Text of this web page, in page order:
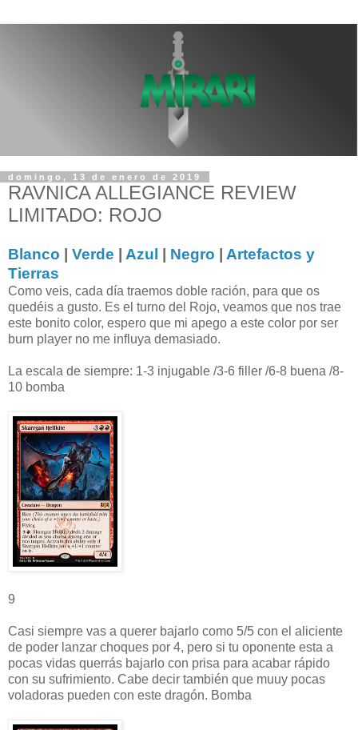
domingo, 13 de enero de 2019
RAVNICA ALLEGIANCE REVIEW
LIMITADO: ROJO
Blanco Verde Azul Negro
Artefactos y
Tierras
Como veis, cada día traemos doble ración, para que os
quedéis a gusto. Es el turno del Rojo, veamos que nos trae
este bonito color, espero que mi apego a este color por ser
burn player no me influya demasiado.
La escala de siempre: 1-3 injugable /3-6 filler /6-8 buena /8-
10 bomba
9
Casi siempre vas a querer bajarlo como 5/5 con el aliciente
de poder lanzar choques por 4, pero si tu oponente esta a
pocas vidas querrás bajarlo con prisa para acabar rápido
con su sufrimiento. Cabe decir también que muuy pocas
voladoras pueden con este dragón. Bomba